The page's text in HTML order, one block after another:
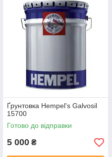
Ґрунтовка Hempel's Galvosil
15700
Готово до відправки
5 000 ₴